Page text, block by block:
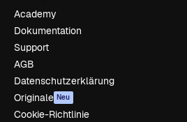
Academy
Dokumentation
Support
AGB
Datenschutzerklärung
Originale Neu
Cookie-Richtlinie